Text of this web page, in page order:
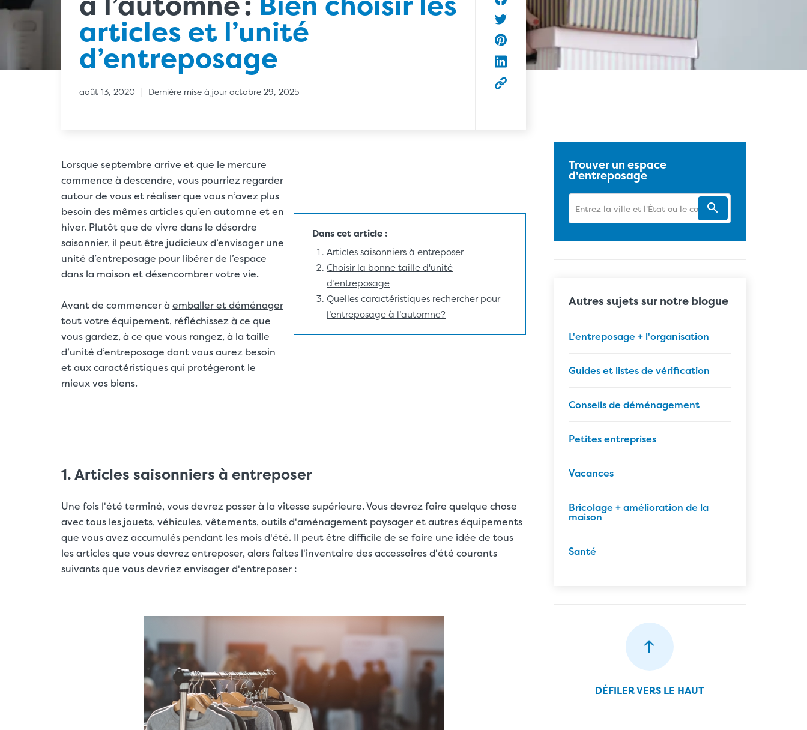
articles et l’unité
d’entreposage
août 13, 2020 Dernière mise à jour octobre 29, 2025
Partager sur Facebook
Partager sur Twitter
Partager sur Pinterest
Partager sur LinkedIn
Copier l’URL de cet article de blogue
Lorsque septembre arrive et que le mercure
commence à descendre, vous pourriez regarder
autour de vous et réaliser que vous n’avez plus
besoin des mêmes articles qu’en automne et en
hiver. Plutôt que de vivre dans le désordre
saisonnier, il peut être judicieux d’envisager une
unité d’entreposage pour libérer de l’espace
dans la maison etdésencombrer votre vie.
Avant de commencer à emballer et déménager
tout votre équipement, réfléchissez à ce que
vous gardez, à ce que vous rangez, à la taille
d’unité d’entreposage dont vous aurez besoin
et aux caractéristiques qui protégeront le
mieux vos biens.
Dans cet article :
Articles saisonniers à entreposer
Choisir la bonne taille d'unité
d’entreposage
Quelles caractéristiques rechercher pour
l’entreposage à l’automne?
1. Articles saisonniers à entreposer
Une fois l'été terminé, vous devrez passer à la vitesse supérieure. Vous devrez faire quelque chose
avec tous les jouets, véhicules, vêtements, outils d'aménagement paysager et autres équipements
que vous avez accumulés pendant les mois d'été. Il peut être difficile de se faire une idée de tous
les articles que vous devrez entreposer, alors faites l'inventaire des accessoires d'été courants
suivants que vous devriez envisager d'entreposer :
Trouver un espace
d'entreposage
Autres sujets sur notre blogue
L'entreposage + l'organisation
Guides et listes de vérification
Conseils de déménagement
Petites entreprises
Vacances
Bricolage + amélioration de la
maison
Santé
DÉFILER VERS LE HAUT